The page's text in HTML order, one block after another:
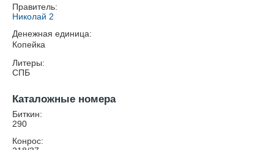
Правитель:
Николай 2
Денежная единица:
Копейка
Литеры:
СПБ
Каталожные номера
Биткин:
290
Конрос: